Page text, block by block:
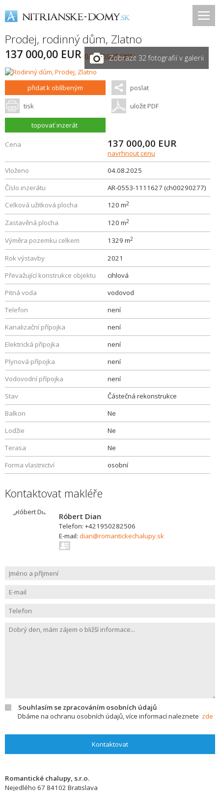
Prodej, rodinný dům, Zlatno
137 000,00 EUR navrhnout cenuZobrazit 32 fotografií v galerii
přidat k oblíbeným poslat
tisk uložit PDF
topovať inzerát
Cena 137 000,00 EUR
navrhnout cenu
Vloženo
04.08.2025
Číslo inzerátu
AR-0553-1111627 (ch00290277)
Celková užitková plocha
120 m2
Zastavěná plocha 120 m2
Výměra pozemku celkem 1329 m2
Rok výstavby
2021
Převažující konstrukce objektu
cihlová
Pitná voda
vodovod
Telefon
není
Kanalizační přípojka
není
Elektrická přípojka
není
Plynová přípojka
není
Vodovodní přípojka
není
Stav
Částečná rekonstrukce
Balkon
Ne
Lodžie
Ne
Terasa
Ne
Forma vlastnictví
osobní
Kontaktovat makléře
Róbert Dian
Telefon: +421950282506
E-mail: dian@romantickechalupy.sk
Souhlasím se zpracováním osobních údajů
Dbáme na ochranu osobních údajů, více informací naleznete zde
Kontaktovat
Romantické chalupy, s.r.o.
Nejedlého 67 84102 Bratislava